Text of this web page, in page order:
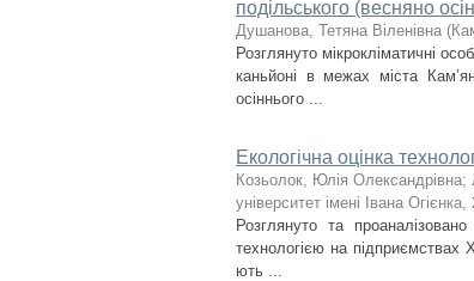
подільського (весняно
Душaнова, Тетяна Віленівна (
Розглянуто мікрокліматичні
каньйоні в межах міста
осіннього ...
Екологічна оцінка
Козьолок, Юлія Олександрівна;
університет імені Івана Огієнка,
Розглянуто та
технологією на підприємствах
ють ...